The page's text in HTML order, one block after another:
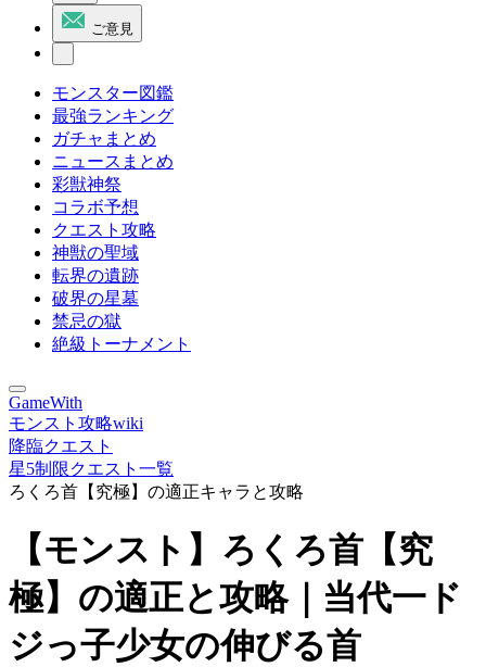
ご意見
モンスター図鑑
最強ランキング
ガチャまとめ
ニュースまとめ
彩獣神祭
コラボ予想
クエスト攻略
神獣の聖域
転界の遺跡
破界の星墓
禁忌の獄
絶級トーナメント
GameWith
モンスト攻略wiki
降臨クエスト
星5制限クエスト一覧
ろくろ首【究極】の適正キャラと攻略
【モンスト】ろくろ首【究
極】の適正と攻略｜当代一ド
ジっ子少女の伸びる首